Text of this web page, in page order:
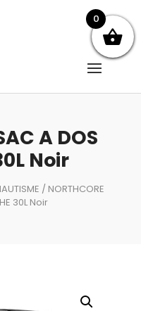
A DOS
Noir
/ NORTHCORE
30L Noir
0